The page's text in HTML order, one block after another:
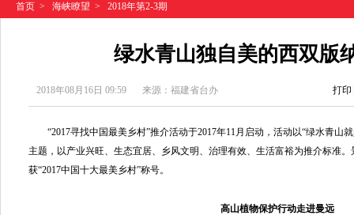
首页 > 海峡瞭望 > 2018年第2-3期
绿水青山独自美的西双版
2018年08月16日 09:59 来源：福建省台办 打印
“2017寻找中国最美乡村”推介活动于2017年11月启动，活动以“绿水青山
主题，以产业兴旺、生态宜居、乡风文明、治理有效、生活富裕为推介标准
获“2017中国十大最美乡村”称号。
高山植物保护行动走进曼远